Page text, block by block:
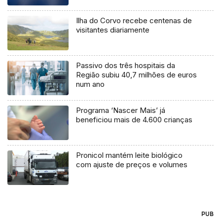
Ilha do Corvo recebe centenas de
visitantes diariamente
Passivo dos três hospitais da
Região subiu 40,7 milhões de euros
num ano
Programa ‘Nascer Mais’ já
beneficiou mais de 4.600 crianças
Pronicol mantém leite biológico
com ajuste de preços e volumes
PUB